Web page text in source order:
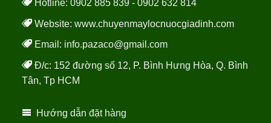
Hotline: 0902 885 839 - 0902 632 814
Website: www.chuyenmaylocnuocgiadinh.com
Email: info.pazaco@gmail.com
Đ/c: 152 đường số 12, P. Bình Hưng Hòa, Q. Bình
Tân, Tp HCM
Hướng dẫn đặt hàng